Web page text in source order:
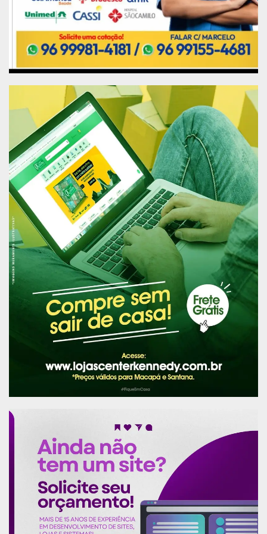
usadas em atividades agropecuárias
diversificadas; de desenvolvimento sustentável,
de natureza agrícola ou não; e em projetos de
colonização e regularização fundiária, na forma
prevista na respectiva lei de terras dos estados
de Roraima e Amapá. Atualmente, a legislação
não permite a pecuária.
Também será transferida para Roraima área de
4.745 hectares localizada na Floresta Nacional de
Roraima (que tem área total de mais de 169 mil
hectares). Esse espaço deverá ser usado
exclusivamente para assentamento de pequenos
agricultores.
Empreendimentos que estiverem dentro de 25
quilômetros de largura da faixa de fronteira terão
de ter aval prévio do Conselho de Defesa
Nacional. Atualmente, a legislação prevê 150
quilômetros.
Executivo
O Executivo federal disse ter decidido adotar
medidas para resolver o problema da
regularização fundiária na região motivado pela
que repercutiram negativamente na comunidade
internacional e trouxeram prejuízos,
especialmente para o comércio externo brasileiro
e a agricultura.
“Destaca-se, também, que os governantes dos
estados localizados na região amazônica foram